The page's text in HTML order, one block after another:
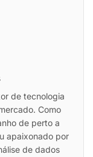
de tecnologia
Como
de perto a
apaixonado por
de dados